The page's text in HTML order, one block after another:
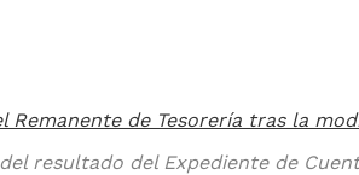
Remanente de Tesorería tras la
resultado del Expediente de